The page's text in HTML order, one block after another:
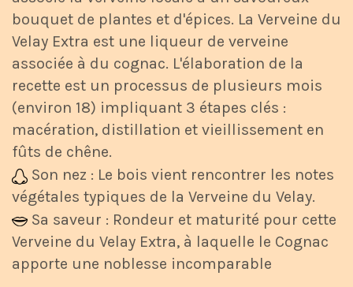
bouquet de plantes et d'épices. La Verveine du
Velay Extra est une liqueur de verveine
associée à du cognac. L'élaboration de la
recette est un processus de plusieurs mois
(environ 18) impliquant 3 étapes clés :
macération, distillation et vieillissement en
fûts de chêne.
Son nez : Le bois vient rencontrer les notes
végétales typiques de la Verveine du Velay.
Sa saveur : Rondeur et maturité pour cette
Verveine du Velay Extra, à laquelle le Cognac
apporte une noblesse incomparable